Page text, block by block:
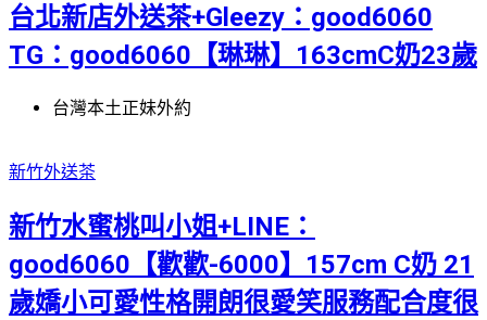
台北新店外送茶+Gleezy：good6060
TG：good6060【琳琳】163cmC奶23歲
台灣本土正妹外約
新竹外送茶
新竹水蜜桃叫小姐+LINE：
good6060【歡歡-6000】157cm C奶 21
歲嬌小可愛性格開朗很愛笑服務配合度很